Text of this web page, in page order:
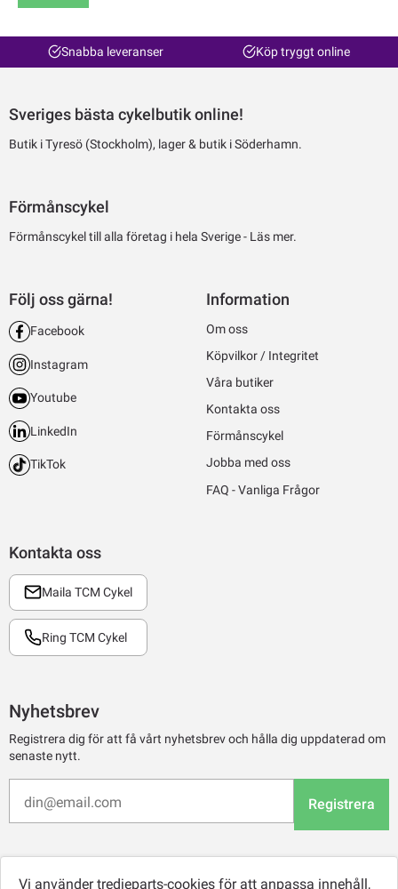
Snabba leveranser Köp tryggt online
Sveriges bästa cykelbutik online!
Butik i Tyresö (Stockholm), lager & butik i Söderhamn.
Förmånscykel
Förmånscykel till alla företag i hela Sverige - Läs mer.
Kontakta oss
Maila TCM Cykel
Ring TCM Cykel
Följ oss gärna!
Facebook
Instagram
Youtube
LinkedIn
TikTok
Information
Om oss
Köpvilkor / Integritet
Våra butiker
Kontakta oss
Förmånscykel
Jobba med oss
FAQ - Vanliga Frågor
Nyhetsbrev
Registrera dig för att få vårt nyhetsbrev och hålla dig uppdaterad om
senaste nytt.
Registrera
Vi använder tredjeparts-cookies för att anpassa innehåll,